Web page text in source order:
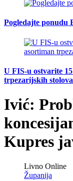
Pogledajte ponudu
U FIS-u ostvarite
trpezarijskih
Ivić:
Kupres
Livno Online
Županija